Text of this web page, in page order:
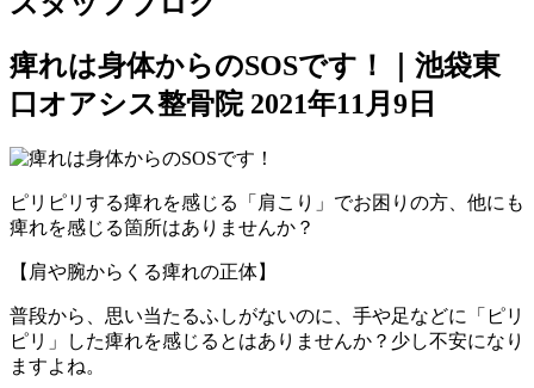
痺れは身体からのSOSです！｜池袋東
口オアシス整骨院 2021年11月9日
ピリピリする痺れを感じる「肩こり」でお困りの方、他にも
痺れを感じる箇所はありませんか？
【肩や腕からくる痺れの正体】
普段から、思い当たるふしがないのに、手や足などに「ピリ
ピリ」した痺れを感じるとはありませんか？少し不安になり
ますよね。